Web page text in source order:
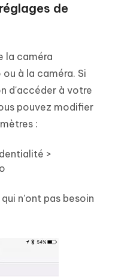
de
la caméra
à la caméra. Si
d'accéder à votre
pouvez modifier
:
>
n’ont pas besoin